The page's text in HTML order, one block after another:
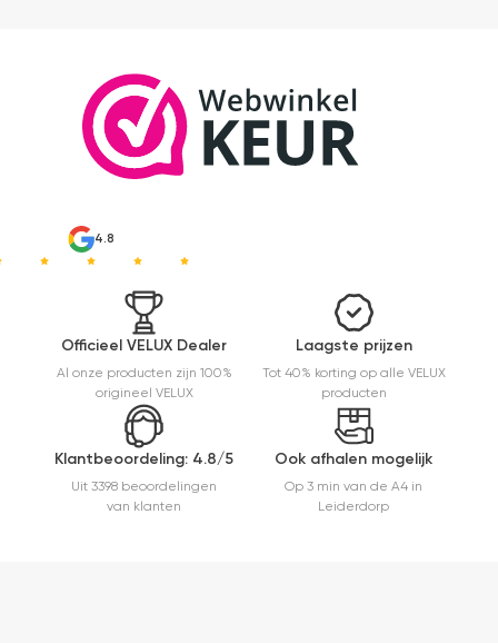
4.8
Officieel VELUX Dealer
Al onze producten zijn 100%
origineel VELUX
Laagste prijzen
Tot 40% korting op alle VELUX
producten
Klantbeoordeling: 4.8/5
Uit 3398 beoordelingen
van klanten
Ook afhalen mogelijk
Op 3 min van de A4 in
Leiderdorp